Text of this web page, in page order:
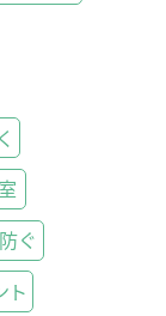
ぐ